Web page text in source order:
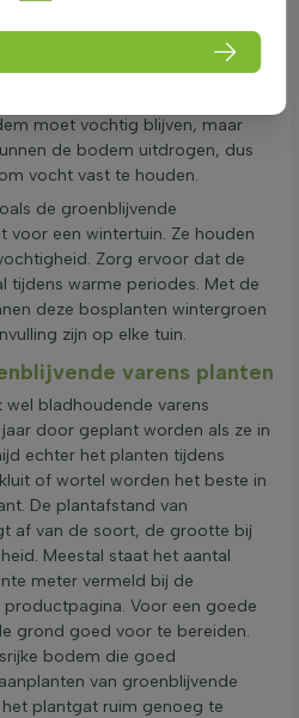
varens is humusrijk en
tot neutrale pH-waarde is het
moet vochtig blijven, maar
de bodem uitdrogen, dus
vocht vast te houden.
de groenblijvende
voor een wintertuin. Ze houden
Zorg ervoor dat de
tijdens warme periodes. Met de
deze bosplanten wintergroen
zijn op elke tuin.
varens planten
wel bladhoudende varens
door geplant worden als ze in
echter het planten tijdens
of wortel worden het beste in
De plantafstand van
af van de soort, de grootte bij
Meestal staat het aantal
meter vermeld bij de
Voor een goede
grond goed voor te bereiden.
bodem die goed
van groenblijvende
plantgat ruim genoeg te